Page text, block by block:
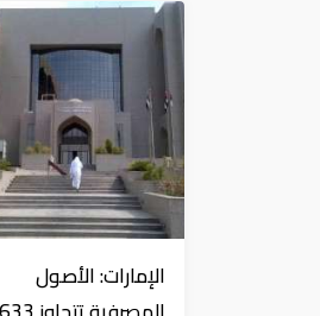
الإمارات: الأصول